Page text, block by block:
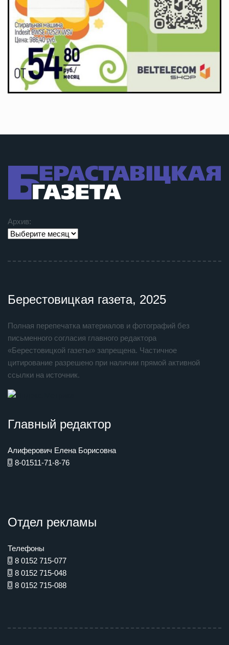
Архив:
Берестовицкая газета, 2025
Полная перепечатка материалов и фотографий без
письменного согласия главного редактора
«Берестовицкой газеты» запрещена. Частичное
цитирование разрешено при наличии прямой активной
ссылки на источник.
Главный редактор
Алиферович Елена Борисовна
8-01511-71-8-76
Отдел рекламы
Телефоны
8 0152 715-077
8 0152 715-048
8 0152 715-088